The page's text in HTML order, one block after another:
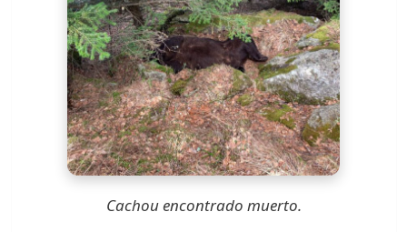
Cachou encontrado muerto.